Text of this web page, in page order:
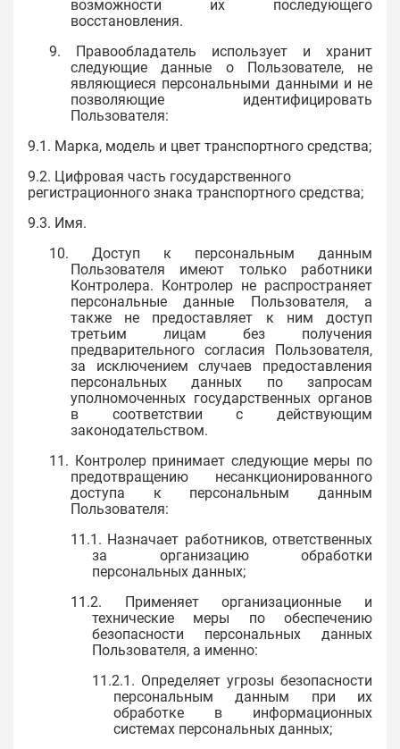
возможности их последующего
восстановления.
9. Правообладатель использует и хранит
следующие данные о Пользователе, не
являющиеся персональными данными и не
позволяющие идентифицировать
Пользователя:
9.1. Марка, модель и цвет транспортного средства;
9.2. Цифровая часть государственного
регистрационного знака транспортного средства;
9.3. Имя.
10. Доступ к персональным данным
Пользователя имеют только работники
Контролера. Контролер не распространяет
персональные данные Пользователя, а
также не предоставляет к ним доступ
третьим лицам без получения
предварительного согласия Пользователя,
за исключением случаев предоставления
персональных данных по запросам
уполномоченных государственных органов
в соответствии с действующим
законодательством.
11. Контролер принимает следующие меры по
предотвращению несанкционированного
доступа к персональным данным
Пользователя:
11.1. Назначает работников, ответственных
за организацию обработки
персональных данных;
11.2. Применяет организационные и
технические меры по обеспечению
безопасности персональных данных
Пользователя, а именно:
11.2.1. Определяет угрозы безопасности
персональным данным при их
обработке в информационных
системах персональных данных;